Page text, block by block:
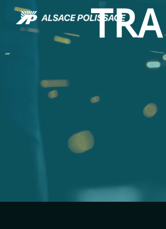
Panneau de gestion des cookies